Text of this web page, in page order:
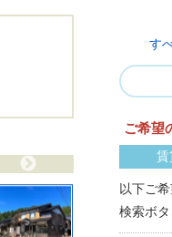
す
ご希望
賃
以下ご
検索ボ